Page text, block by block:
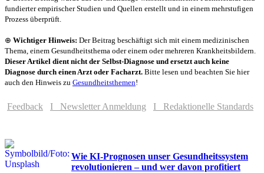
fundierter empirischer Studien und Quellen erstellt und in einem mehrstufigen
Prozess überprüft.
⊕ Wichtiger Hinweis: Der Beitrag beschäftigt sich mit einem medizinischen
Thema, einem Gesundheitsthema oder einem oder mehreren Krankheitsbildern.
Dieser Artikel dient nicht der Selbst-Diagnose und ersetzt auch keine
Diagnose durch einen Arzt oder Facharzt. Bitte lesen und beachten Sie hier
auch den Hinweis zu Gesundheitsthemen!
Feedback I Newsletter Anmeldung I Redaktionelle Standards
Wie KI-Prognosen unser Gesundheitssystem
revolutionieren – und wer davon profitiert